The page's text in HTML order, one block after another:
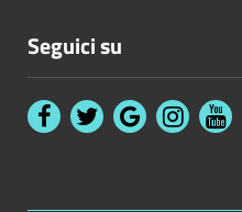
Seguici su